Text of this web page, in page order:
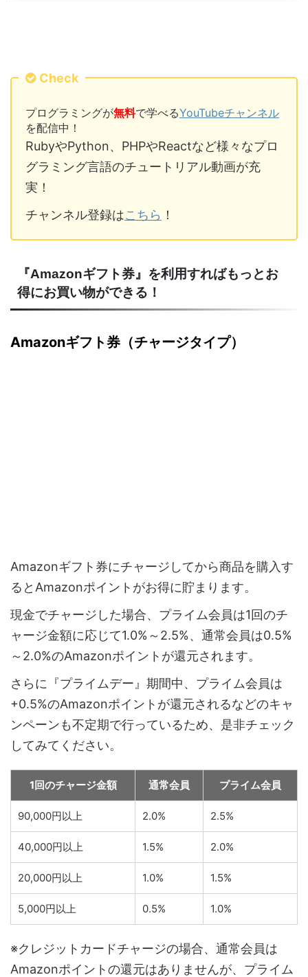
Check
プログラミングが無料で学べるYouTubeチャンネル
を配信中！
RubyやPython、PHPやReactなど様々なプロ
グラミング言語のチュートリアル動画が充
実！
チャンネル登録はこちら ！
『Amazonギフト券』を利用すればもっとお
得にお買い物ができる！
Amazonギフト券（チャージタイプ）
Amazonギフト券にチャージしてから商品を購入す
るとAmazonポイントがお得に貯まります。
現金でチャージした場合、プライム会員は1回のチ
ャージ金額に応じて1.0%～2.5%、通常会員は0.5%
～2.0%のAmazonポイントが還元されます。
さらに『プライムデー』期間中、プライム会員は
+0.5%のAmazonポイントが還元されるなどのキャ
ンペーンも不定期で行っているため、是非チェック
してみてください。
1回のチャージ金額 通常会員 プライム会員
90,000円以上 2.0% 2.5%
40,000円以上 1.5% 2.0%
20,000円以上 1.0% 1.5%
5,000円以上 0.5% 1.0%
※クレジットカードチャージの場合、通常会員は
Amazonポイントの還元はありませんが、プライム